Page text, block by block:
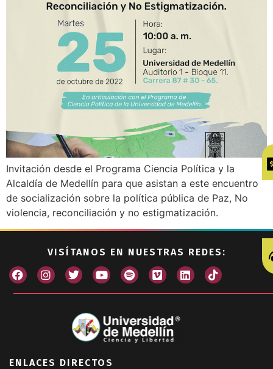
Invitación desde el Programa Ciencia Política y la
Alcaldía de Medellín para que asistan a este encuentro
de socialización sobre la política pública de Paz, No
violencia, reconciliación y no estigmatización.
VISÍTANOS EN NUESTRAS REDES:
ENLACES DIRECTOS